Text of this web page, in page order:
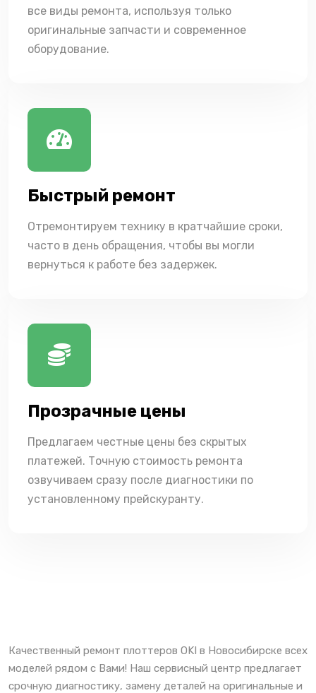
все виды ремонта, используя только
оригинальные запчасти и современное
оборудование.
Быстрый ремонт
Отремонтируем технику в кратчайшие сроки,
часто в день обращения, чтобы вы могли
вернуться к работе без задержек.
Прозрачные цены
Предлагаем честные цены без скрытых
платежей. Точную стоимость ремонта
озвучиваем сразу после диагностики по
установленному прейскуранту.
Качественный ремонт плоттеров OKI в Новосибирске всех
моделей рядом с Вами! Наш сервисный центр предлагает
срочную диагностику, замену деталей на оригинальные и